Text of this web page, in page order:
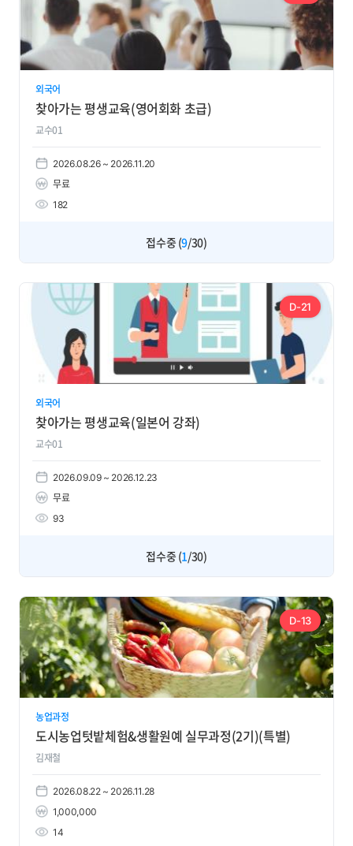
외국어
찾아가는 평생교육(영어회화 초급)
교수01
2026.08.26 ~ 2026.11.20
무료
182
접수중 (9/30)
D-21
외국어
찾아가는 평생교육(일본어 강좌)
교수01
2026.09.09 ~ 2026.12.23
무료
93
접수중 (1/30)
D-13
농업과정
도시농업텃밭체험&생활원예 실무과정(2기)(특별)
김재철
2026.08.22 ~ 2026.11.28
1,000,000
14